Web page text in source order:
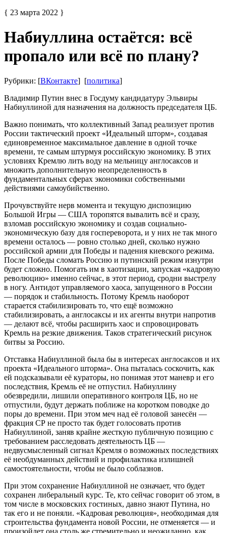
{ 23 марта 2022 }
Набиуллина остаётся: всё
пропало или всё по плану?
Рубрики: [ВКонтакте] [политика]
Владимир Путин внес в Госдуму кандидатуру Эльвиры
Набиуллиной для назначения на должность председателя ЦБ.
Важно понимать, что коллективный Запад реализует против
России тактический проект «Идеальный шторм», создавая
единовременное максимальное давление в одной точке
времени, те самым штурмуя российскую экономику. В этих
условиях Кремлю лить воду на мельницу англосаксов и
множить дополнительную неопределенность в
фундаментальных сферах экономики собственными
действиями самоубийственно.
Прочувствуйте нерв момента и текущую диспозицию
Большой Игры — США торопятся вывалить всё и сразу,
взломав российскую экономику и создав социально-
экономическую базу для госпереворота, и у них не так много
времени осталось — ровно столько дней, сколько нужно
российской армии для Победы и падения киевского режима.
После Победы сломать Россию и путинский режим изнутри
будет сложно. Помогать им в хаотизации, запуская «кадровую
революцию» именно сейчас, в этот период, сродни выстрелу
в ногу. Антидот управляемого хаоса, запущенного в России
— порядок и стабильность. Потому Кремль наоборот
старается стабилизировать то, что ещё возможно
стабилизировать, а англосаксы и их агенты внутри напротив
— делают всё, чтобы расширить хаос и спровоцировать
Кремль на резкие движения. Таков стратегический рисунок
битвы за Россию.
Отставка Набиуллиной была бы в интересах англосаксов и их
проекта «Идеального шторма». Она пыталась соскочить, как
ей подсказывали её кураторы, но понимая этот маневр и его
последствия, Кремль её не отпустил. Набиуллину
обезвредили, лишили оперативного контроля ЦБ, но не
отпустили, будут держать поближе на коротком поводке до
поры до времени. При этом меч над её головой занесён —
фракция СР не просто так будет голосовать против
Набиуллиной, заняв крайне жесткую публичную позицию с
требованием расследовать деятельность ЦБ —
недвусмысленный сигнал Кремля о возможных последствиях
её необдуманных действий и профилактика излишней
самостоятельности, чтобы не было соблазнов.
При этом сохранение Набиуллиной не означает, что будет
сохранен либеральный курс. Те, кто сейчас говорит об этом, в
том числе в московских гостиных, давно знают Путина, но
так его и не поняли. «Кадровая революция», необходимая для
строительства фундамента новой России, не отменяется — и
произойдет она столь же стремительно и неожиданно, как